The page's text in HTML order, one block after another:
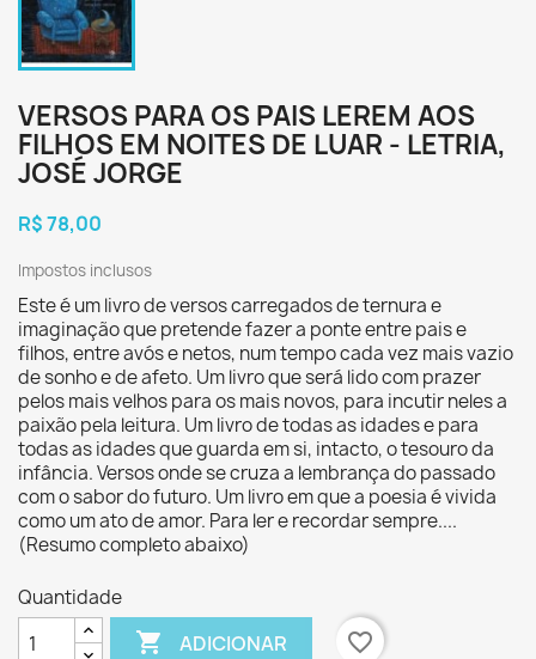
VERSOS PARA OS PAIS LEREM AOS
FILHOS EM NOITES DE LUAR - LETRIA,
JOSÉ JORGE
R$ 78,00
Impostos inclusos
Este é um livro de versos carregados de ternura e
imaginação que pretende fazer a ponte entre pais e
filhos, entre avós e netos, num tempo cada vez mais vazio
de sonho e de afeto. Um livro que será lido com prazer
pelos mais velhos para os mais novos, para incutir neles a
paixão pela leitura. Um livro de todas as idades e para
todas as idades que guarda em si, intacto, o tesouro da
infância. Versos onde se cruza a lembrança do passado
com o sabor do futuro. Um livro em que a poesia é vivida
como um ato de amor. Para ler e recordar sempre....
(Resumo completo abaixo)
Quantidade
 ADICIONAR
favorite_border